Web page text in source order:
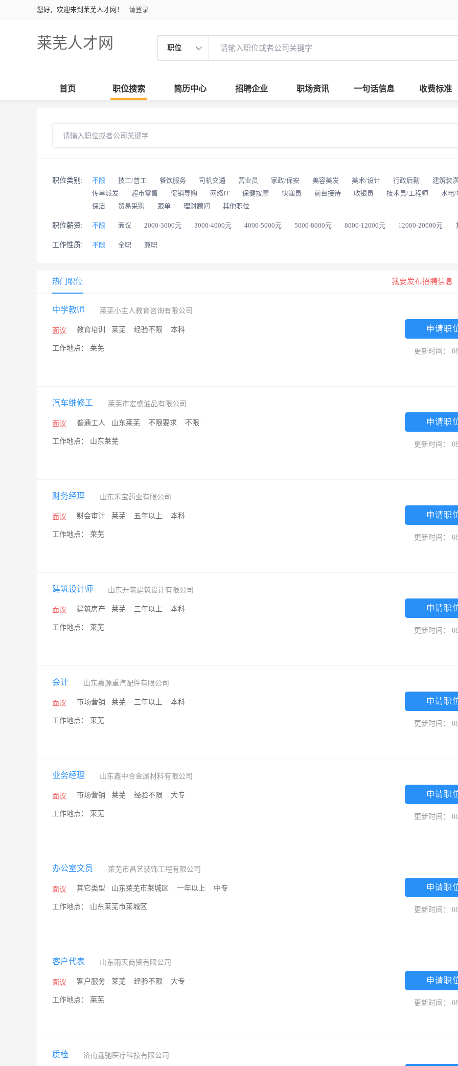
您好，欢迎来到莱芜人才网！ 请登录
莱芜人才网 职位
首页 职位搜索 简历中心 招聘企业 职场资讯 一句话信息 收费标准
职位类别: 不限 技工/普工 餐饮服务 司机交通 营业员 家政/保安 美容美发 美术/设计 行政后勤 建筑装
传单派发
超市零售 促销导购 网络IT 保健按摩 快递员 前台接待 收银员 技术员/工程师 水电/
保洁
贸易采购 跟单 理财顾问 其他职位
职位薪资: 不限 面议 2000-3000元 3000-4000元 4000-5000元 5000-8000元 8000-12000元 12000-20000元
工作性质: 不限 全职 兼职
热门职位 我要发布招聘信息
中学教师 莱芜小主人教育咨询有限公司
面议 教育培训 莱芜 经验不限 本科
工作地点： 莱芜
申请职
更新时间：
汽车维修工 莱芜市宏盛油品有限公司
面议 普通工人 山东莱芜 不限要求 不限
工作地点： 山东莱芜
申请职
更新时间：
财务经理 山东禾宝药业有限公司
面议 财会审计 莱芜 五年以上 本科
工作地点： 莱芜
申请职
更新时间：
建筑设计师 山东开筑建筑设计有限公司
面议 建筑房产 莱芜 三年以上 本科
工作地点： 莱芜
申请职
更新时间：
会计 山东嘉源重汽配件有限公司
面议 市场营销 莱芜 三年以上 本科
工作地点： 莱芜
申请职
更新时间：
业务经理 山东鑫中合金属材料有限公司
面议 市场营销 莱芜 经验不限 大专
工作地点： 莱芜
申请职
更新时间：
办公室文员 莱芜市昌艺装饰工程有限公司
面议 其它类型 山东莱芜市莱城区 一年以上 中专
工作地点： 山东莱芜市莱城区
申请职
更新时间：
客户代表 山东雨天商贸有限公司
面议 客户服务 莱芜 经验不限 大专
工作地点： 莱芜
申请职
更新时间：
质检 济南鑫驰医疗科技有限公司